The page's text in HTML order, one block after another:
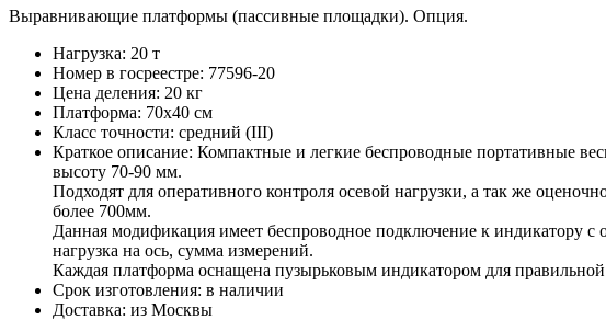
Выравнивающие платформы (пассивные площадки). Опция.
Нагрузка: 20 т
Номер в госреестре: 77596-20
Цена деления: 20 кг
Платформа: 70х40 см
Класс точности: средний (III)
Краткое описание: Компактные и легкие беспроводные портативные
высоту 70-90 мм.
Подходят для оперативного контроля осевой нагрузки, а так же
более 700мм.
Данная модификация имеет беспроводное подключение к индикатору с
нагрузка на ось, сумма измерений.
Каждая платформа оснащена пузырьковым индикатором для
Срок изготовления: в наличии
Доставка: из Москвы